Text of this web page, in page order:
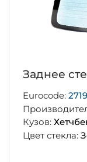
Заднее
Eurocode:
Кузов:
Цвет стекла: